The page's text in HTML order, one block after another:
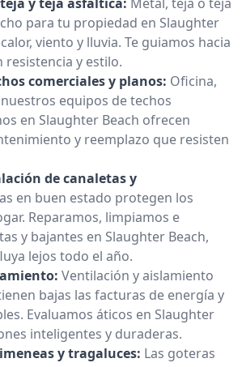
para tu propiedad en Slaughter
viento y lluvia. Te guiamos hacia
resistencia y estilo.
comerciales y planos: Oficina,
equipos de techos
en Slaughter Beach ofrecen
y reemplazo que resisten
de canaletas y
en buen estado protegen los
Reparamos, limpiamos e
y bajantes en Slaughter Beach,
lejos todo el año.
Ventilación y aislamiento
bajas las facturas de energía y
Evaluamos áticos en Slaughter
inteligentes y duraderas.
y tragaluces: Las goteras